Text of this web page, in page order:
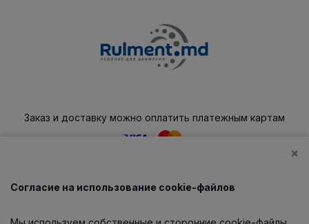
Заказ и доставку можно оплатить платежным картам
Каталог
×
Согласие на использование cookie-файлов